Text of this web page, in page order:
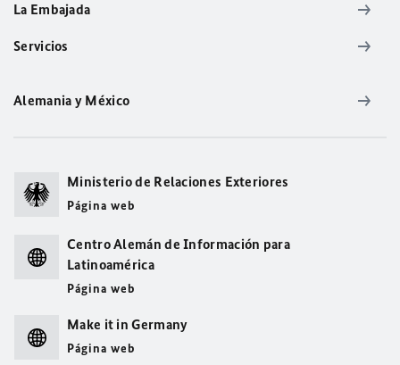
La Embajada
Servicios
Alemania y México
Ministerio de Relaciones Exteriores
Página web
Centro Alemán de Información para
Latinoamérica
Página web
Make it in Germany
Página web